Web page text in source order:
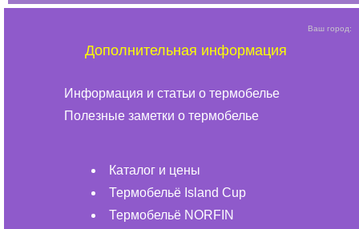
Ваш город:
Дополнительная информация
Информация и статьи о термобелье
Полезные заметки о термобелье
Каталог и цены
Термобельё Island Cup
Термобельё NORFIN